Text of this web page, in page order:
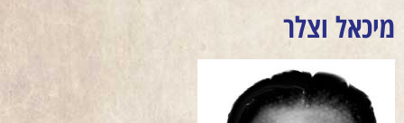
מיכאל וצלר